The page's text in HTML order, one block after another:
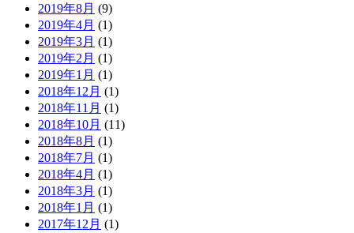
2019年8月 (9)
2019年4月 (1)
2019年3月 (1)
2019年2月 (1)
2019年1月 (1)
2018年12月 (1)
2018年11月 (1)
2018年10月 (11)
2018年8月 (1)
2018年7月 (1)
2018年4月 (1)
2018年3月 (1)
2018年1月 (1)
2017年12月 (1)